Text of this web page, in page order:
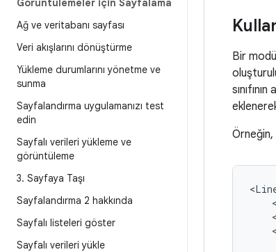
Görüntülemeler için Sayfalama
Ağ ve veritabanı sayfası
Veri akışlarını dönüştürme
Yükleme durumlarını yönetme ve
sunma
Sayfalandırma uygulamanızı test
edin
Sayfalı verileri yükleme ve
görüntüleme
3. Sayfaya Taşı
Sayfalandırma 2 hakkında
Sayfalı listeleri göster
Sayfalı verileri yükle
Bir
Örneğin,